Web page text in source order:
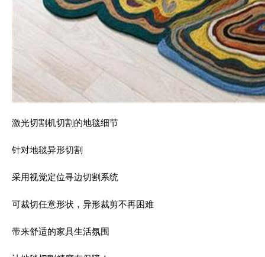
激光切割机切割的地毯细节
针对地毯异形切割
采用视觉定位寻边切割系统
可裁切任意形状，异形裁剪不再困难
带来舒适的家具生活氛围